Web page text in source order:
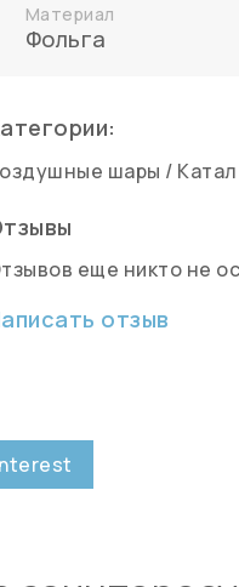
Материал
Фольга
шары /
еще никто не
отзыв